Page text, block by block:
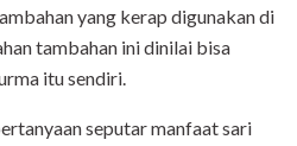
yang kerap digunakan di
tambahan ini dinilai bisa
itu sendiri.
seputar manfaat sari